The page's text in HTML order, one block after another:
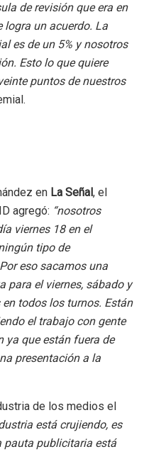
de revisión que era en
logra un acuerdo. La
es de un 5% y nosotros
Esto lo que quiere
puntos de nuestros
en La Señal , el
agregó: “nosotros
viernes 18 en el
tipo de
eso sacamos una
para el viernes, sábado y
todos los turnos. Están
el trabajo con gente
ya que están fuera de
presentación a la
de los medios el
está crujiendo, es
pauta publicitaria está